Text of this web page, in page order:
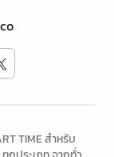
TIME สำหรับ